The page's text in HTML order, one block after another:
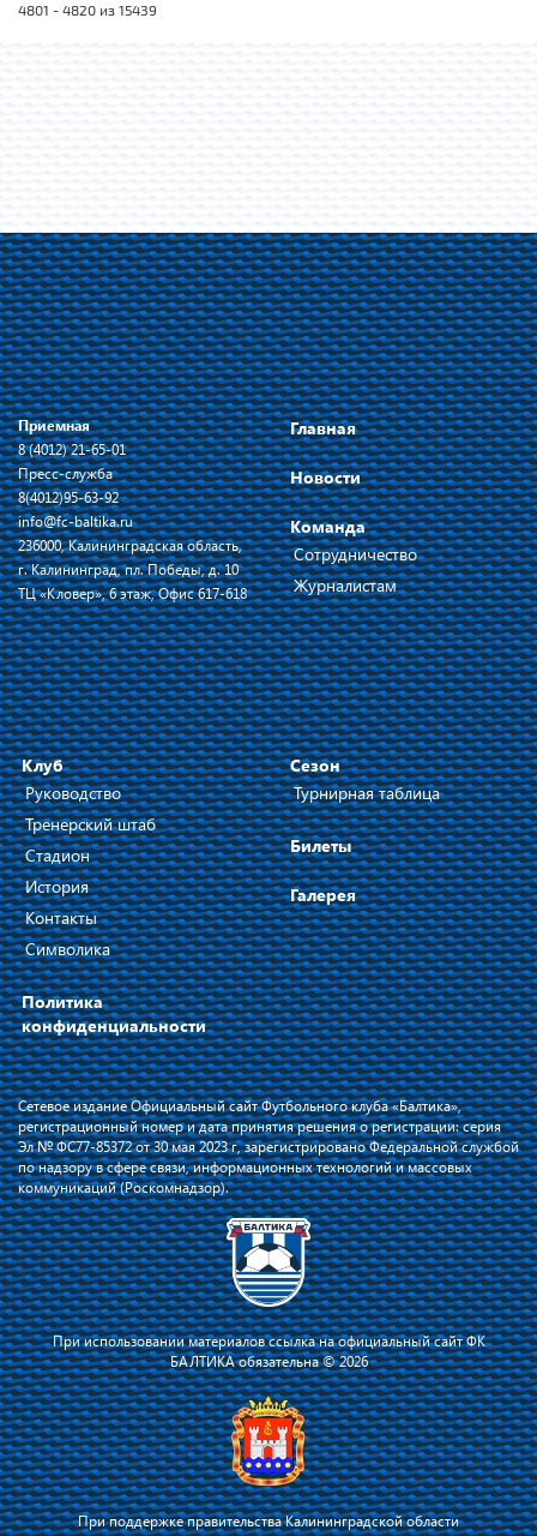
4801 - 4820 из 15439
Приемная
8 (4012) 21-65-01
Пресс-служба
8(4012)95-63-92
info@fc-baltika.ru
236000, Калининградская область,
г. Калининград, пл. Победы, д. 10
ТЦ «Кловер», 6 этаж, Офис 617-618
Главная
Новости
Команда
Сотрудничество
Журналистам
Клуб
Руководство
Тренерский штаб
Стадион
История
Контакты
Символика
Политика
конфиденциальности
Сезон
Турнирная таблица
Билеты
Галерея
Сетевое издание Официальный сайт Футбольного клуба «Балтика»,
регистрационный номер и дата принятия решения о регистрации: серия
Эл № ФС77-85372 от 30 мая 2023 г, зарегистрировано Федеральной службой
по надзору в сфере связи, информационных технологий и массовых
коммуникаций (Роскомнадзор).
При использовании материалов ссылка на официальный сайт ФК
БАЛТИКА обязательна © 2026
При поддержке правительства Калининградской области